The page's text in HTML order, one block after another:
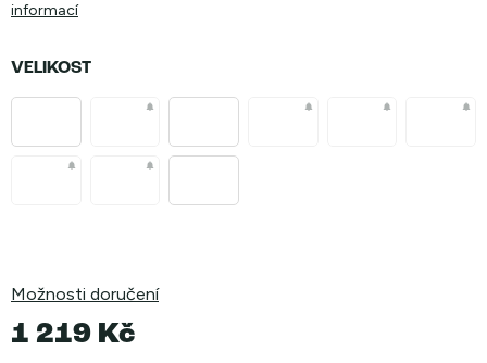
informací
VELIKOST
Možnosti doručení
1 219 Kč